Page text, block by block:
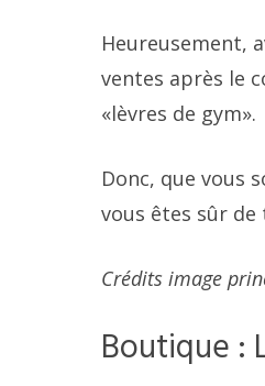
Heureusement,
ventes après le
«lèvres de gym».
Donc, que vous
vous êtes sûr
Crédits image
Boutique :